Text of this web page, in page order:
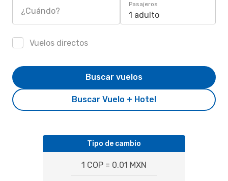
¿Cuándo?
Pasajeros
1 adulto
Vuelos directos
Buscar Vuelo + Hotel
Buscar vuelos
Tipo de cambio
1 COP = 0.01 MXN